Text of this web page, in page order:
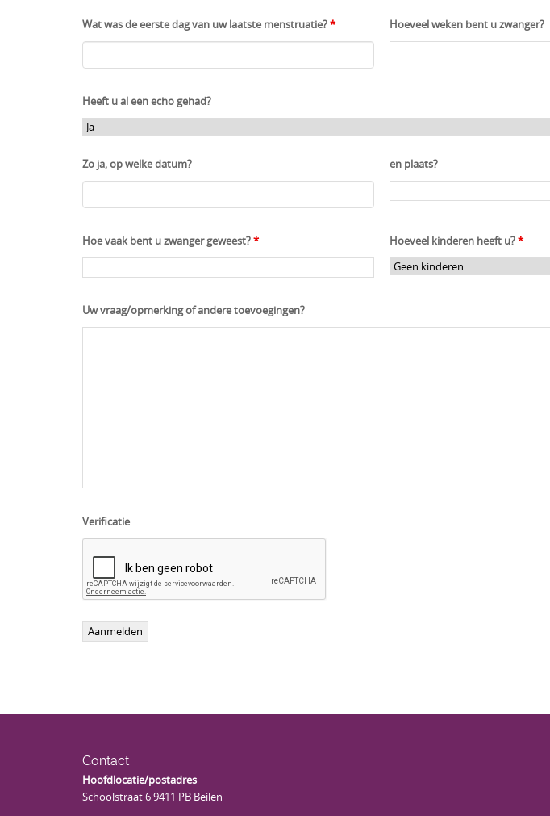
Wat was de eerste dag van uw laatste menstruatie?* Hoeveel weken bent u zwanger?
Heeft u al een echo gehad?
Zo ja, op welke datum? en plaats?
Hoe vaak bent u zwanger geweest?* Hoeveel kinderen heeft u?*
Uw vraag/opmerking of andere toevoegingen?
Verificatie
Contact
Hoofdlocatie/postadres
Schoolstraat 6 9411 PB Beilen